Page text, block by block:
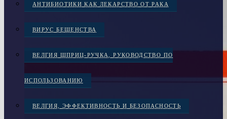
АНТИБИОТИКИ КАК ЛЕКАРСТВО ОТ РАКА
ВИРУС БЕШЕНСТВА
ВЕЛГИЯ ШПРИЦ-РУЧКА, РУКОВОДСТВО ПО
ИСПОЛЬЗОВАНИЮ
ВЕЛГИЯ, ЭФФЕКТИВНОСТЬ И БЕЗОПАСНОСТЬ